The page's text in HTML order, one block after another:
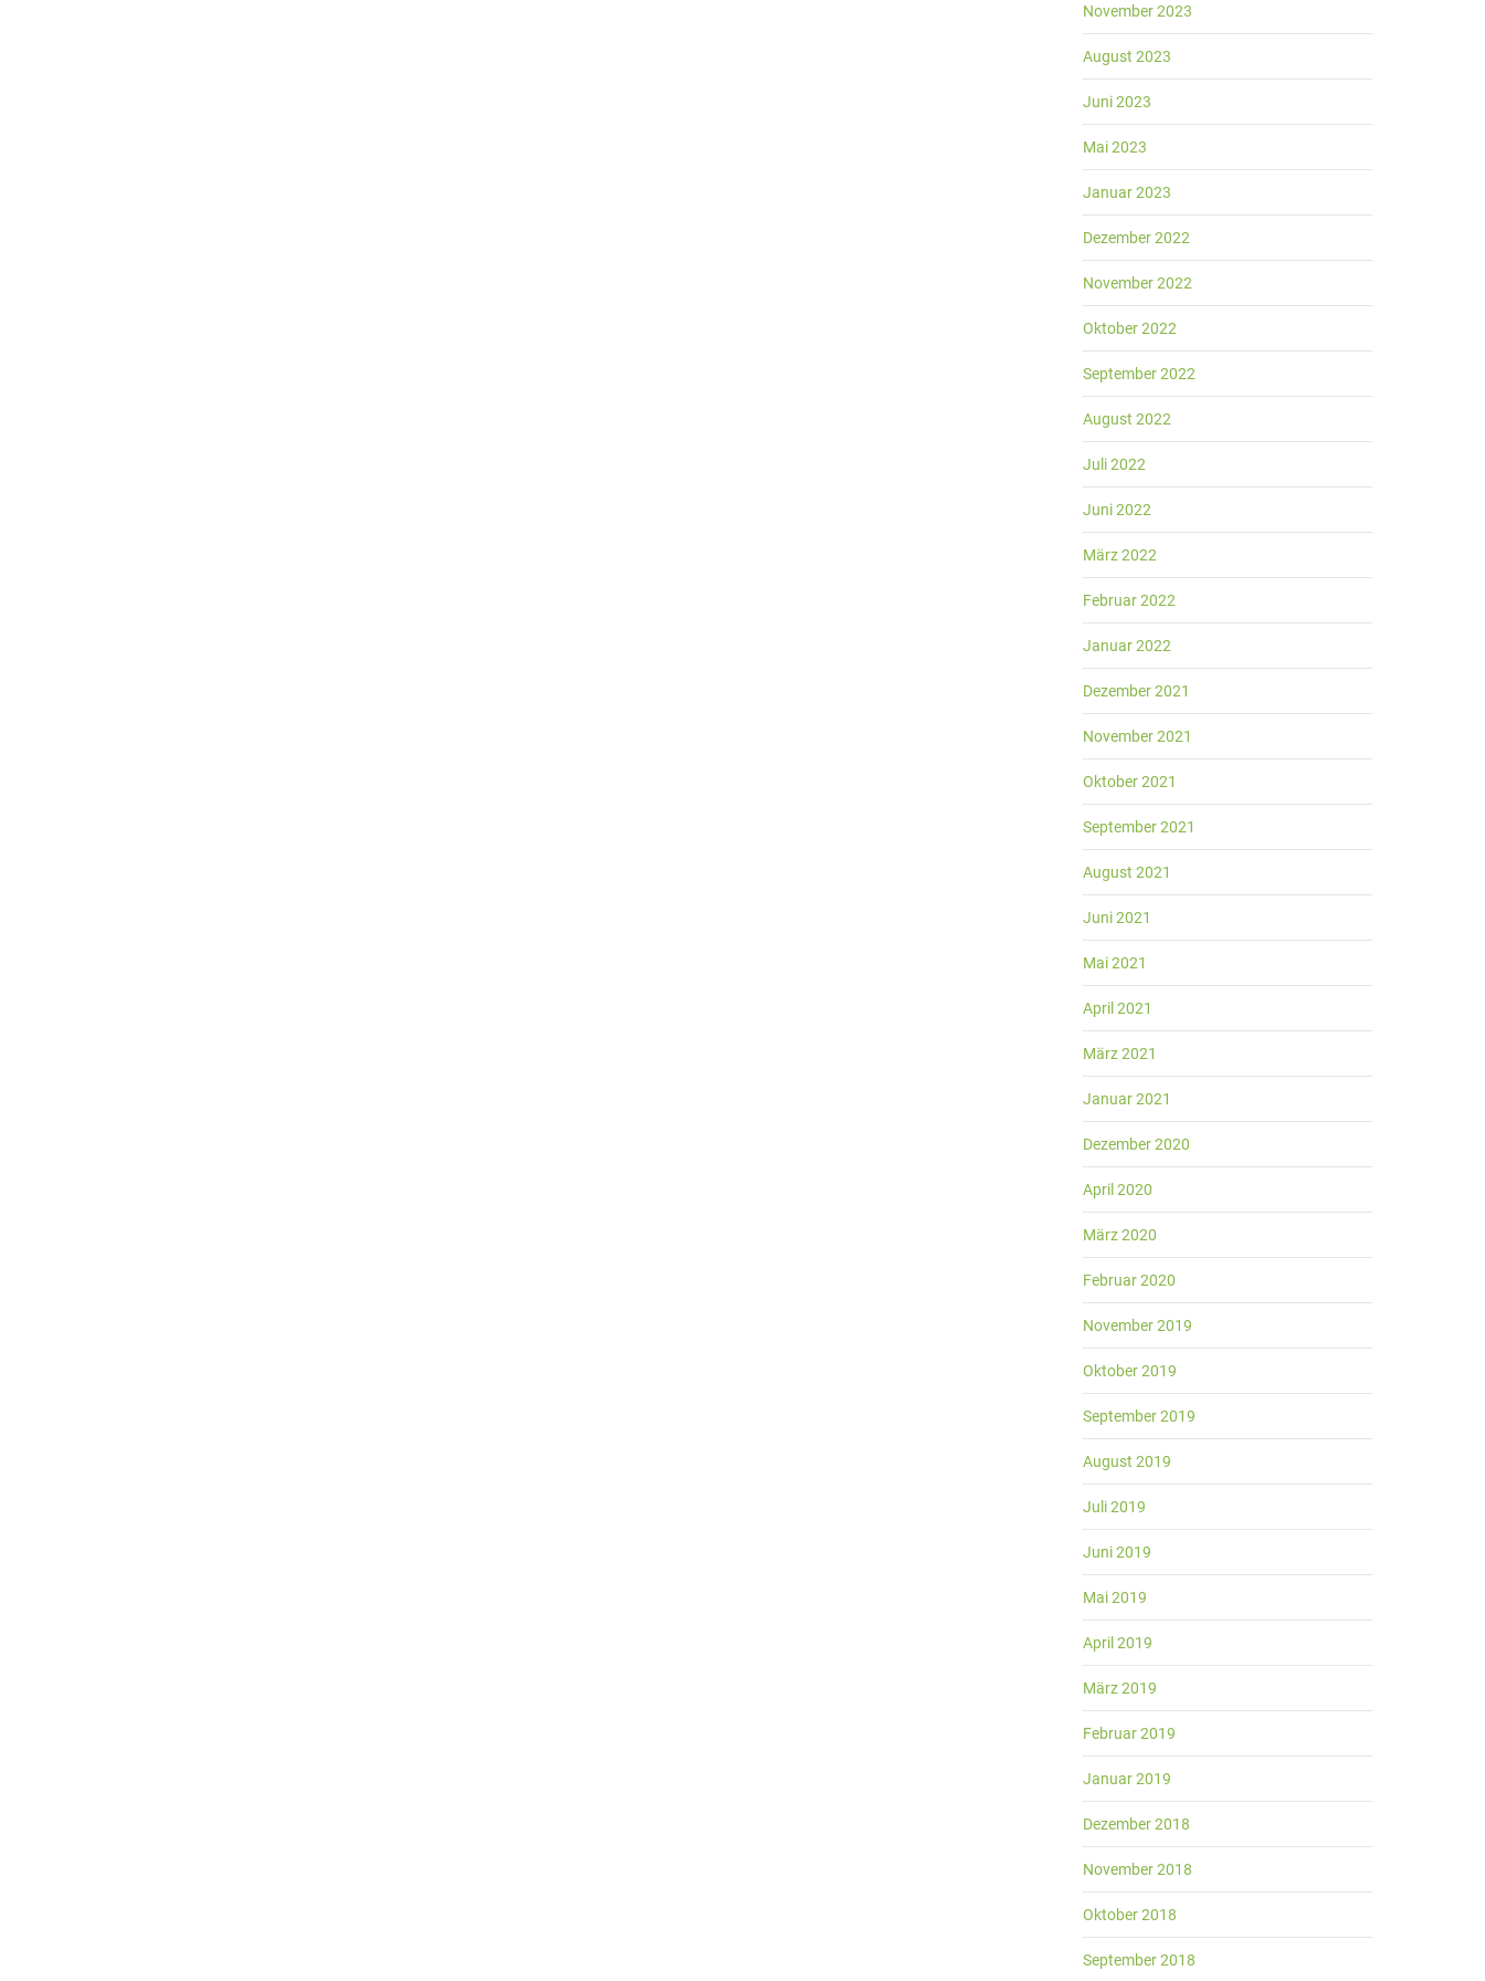
November 2023
August 2023
Juni 2023
Mai 2023
Januar 2023
Dezember 2022
November 2022
Oktober 2022
September 2022
August 2022
Juli 2022
Juni 2022
März 2022
Februar 2022
Januar 2022
Dezember 2021
November 2021
Oktober 2021
September 2021
August 2021
Juni 2021
Mai 2021
April 2021
März 2021
Januar 2021
Dezember 2020
April 2020
März 2020
Februar 2020
November 2019
Oktober 2019
September 2019
August 2019
Juli 2019
Juni 2019
Mai 2019
April 2019
März 2019
Februar 2019
Januar 2019
Dezember 2018
November 2018
Oktober 2018
September 2018